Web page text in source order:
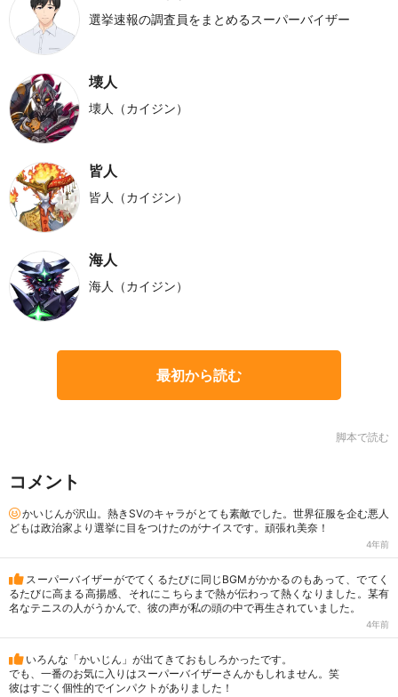
選挙速報の調査員をまとめるスーパーバイザー
壊人
壊人（カイジン）
皆人
皆人（カイジン）
海人
海人（カイジン）
最初から読む
脚本で読む
コメント
かいじんが沢山。熱きSVのキャラがとても素敵でした。世界征服を企む悪人
どもは政治家より選挙に目をつけたのがナイスです。頑張れ美奈！
4年前
スーパーバイザーがでてくるたびに同じBGMがかかるのもあって、でてく
るたびに高まる高揚感、それにこちらまで熱が伝わって熱くなりました。某有
名なテニスの人がうかんで、彼の声が私の頭の中で再生されていました。
4年前
いろんな「かいじん」が出てきておもしろかったです。
でも、一番のお気に入りはスーパーバイザーさんかもしれません。笑
彼はすごく個性的でインパクトがありました！